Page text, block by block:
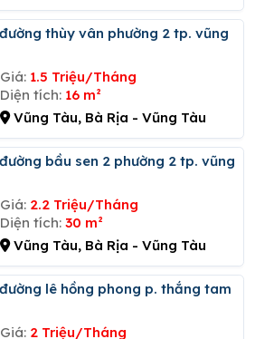
Giá: 1.5 Triệu/Tháng
Diện tích: 16 m²
Vũng Tàu, Bà Rịa - Vũng Tàu
Giá: 2.2 Triệu/Tháng
Diện tích: 30 m²
Vũng Tàu, Bà Rịa - Vũng Tàu
Giá: 2 Triệu/Tháng